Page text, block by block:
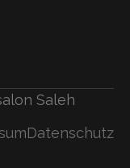
Saleh
Datenschutz